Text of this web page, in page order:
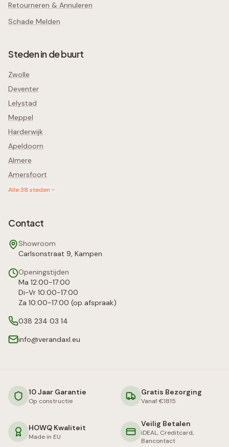
Retourneren & Annuleren
Schade Melden
Steden in de buurt
Zwolle
Deventer
Lelystad
Meppel
Harderwijk
Apeldoorn
Almere
Amersfoort
Alle38 steden
Contact
Showroom
Carlsonstraat 9, Kampen
Openingstijden
Ma 12:00-17:00
Di-Vr 10:00-17:00
Za 10:00-17:00 (op afspraak)
038 234 03 14
info@verandaxl.eu
10 Jaar Garantie
Op constructie
Gratis Bezorging
Vanaf €1815
HOWQ Kwaliteit
Made in EU
Veilig Betalen
iDEAL, Creditcard,
Bancontact